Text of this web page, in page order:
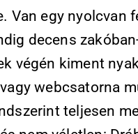
Van egy nyolcvan
decens
végén kiment
webcsatorna
teljesen